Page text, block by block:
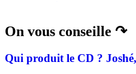
On vous conseille ↷
Qui produit le CD ?